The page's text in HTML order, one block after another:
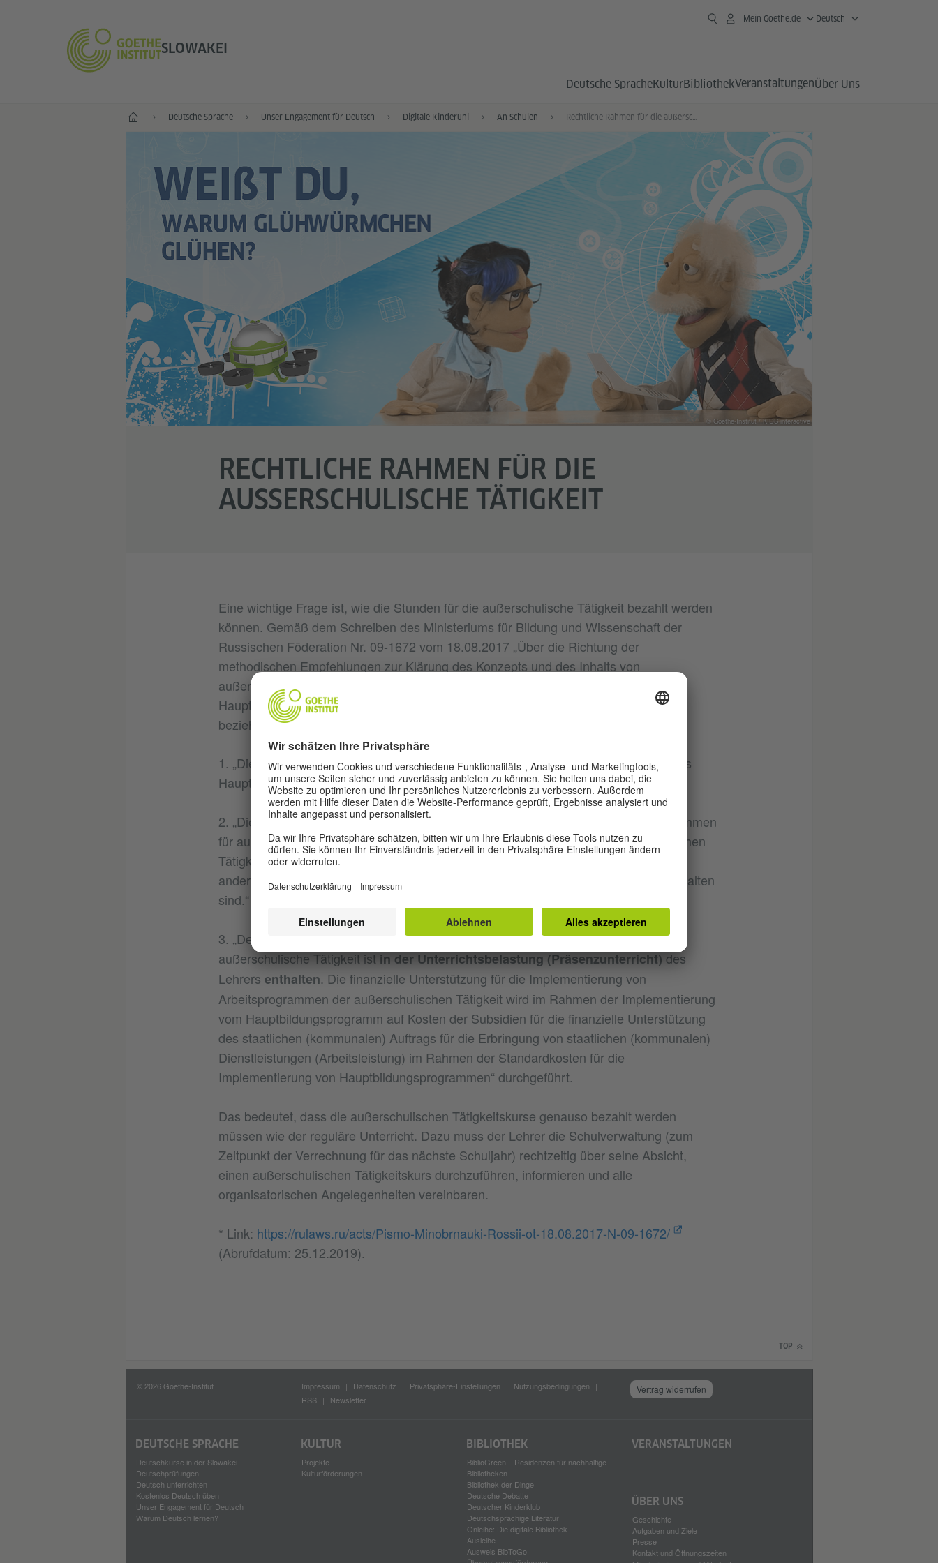
SLOWAKEI
Mein Goethe.de Deutsch
Deutsche SpracheKulturBibliothekVeranstaltungenÜber Uns
Start Deutsche Sprache Unser Engagement für Deutsch Digitale Kinderuni An Schulen Rechtliche Rahmen für die außerschulische Tätigkeit
© Goethe-Institut / KIDS interactive
RECHTLICHE RAHMEN FÜR DIE
AUSSERSCHULISCHE TÄTIGKEIT
Eine wichtige Frage ist, wie die Stunden für die außerschulische Tätigkeit bezahlt werden
können. Gemäß dem Schreiben des Ministeriums für Bildung und Wissenschaft der
Russischen Föderation Nr. 09-1672 vom 18.08.2017 „Über die Richtung der
methodischen Empfehlungen zur Klärung des Konzepts und des Inhalts von
außerschulischer Tätigkeit im Rahmen der Implementierung von
Hauptbildungsprogrammen, einschließlich derer, die sich auf eine Projekttätigkeit
beziehen“:*
1. „Die außerschulische Tätigkeit ist ein integraler und obligatorischer Bestandteil des
Hauptbildungsprogramms.“
2. „Die außerschulische Tätigkeit wird durch die Implementierung von Arbeitsprogrammen
für außerschulische Tätigkeit durchgeführt. Das Arbeitsprogramm der außerschulischen
Tätigkeit ist ein obligatorisches Element des Hauptbildungsprogramms, ebenso wie
andere Programme, die im inhaltlichen Abschnitt des Hauptbildungsprogramms enthalten
sind.“
3. „Der Umfang (die Anzahl der Stunden) des realisierten Arbeitsprogramms für
außerschulische Tätigkeit istin der Unterrichtsbelastung (Präsenzunterricht)des
Lehrers enthalten. Die finanzielle Unterstützung für die Implementierung von
Arbeitsprogrammen der außerschulischen Tätigkeit wird im Rahmen der Implementierung
vom Hauptbildungsprogramm auf Kosten der Subsidien für die finanzielle Unterstützung
des staatlichen (kommunalen) Auftrags für die Erbringung von staatlichen (kommunalen)
Dienstleistungen (Arbeitsleistung) im Rahmen der Standardkosten für die
Implementierung von Hauptbildungsprogrammen“ durchgeführt.
Das bedeutet, dass die außerschulischen Tätigkeitskurse genauso bezahlt werden
müssen wie der reguläre Unterricht. Dazu muss der Lehrer die Schulverwaltung (zum
Zeitpunkt der Verrechnung für das nächste Schuljahr) rechtzeitig über seine Absicht,
einen außerschulischen Tätigkeitskurs durchzuführen, informieren und alle
organisatorischen Angelegenheiten vereinbaren.
* Link: https://rulaws.ru/acts/Pismo-Minobrnauki-Rossii-ot-18.08.2017-N-09-1672/
(Abrufdatum: 25.12.2019).
TOP
© 2026 Goethe-Institut Impressum Datenschutz Privatsphäre-Einstellungen
Nutzungsbedingungen
RSS
Newsletter
Vertrag widerrufen
DEUTSCHE SPRACHE
Deutschkurse in der Slowakei
Deutschprüfungen
Deutsch unterrichten
Kostenlos Deutsch üben
Unser Engagement für Deutsch
Warum Deutsch lernen?
KULTUR
Projekte
Kulturförderungen
BIBLIOTHEK
BiblioGreen – Residenzen für nachhaltige
Bibliotheken
Bibliothek der Dinge
Deutsche Debatte
Deutscher Kinderklub
Deutschsprachige Literatur
Onleihe: Die digitale Bibliothek
Ausleihe
Ausweis BibToGo
VERANSTALTUNGEN
ÜBER UNS
Geschichte
Aufgaben und Ziele
Presse
Kontakt und Öffnungszeiten